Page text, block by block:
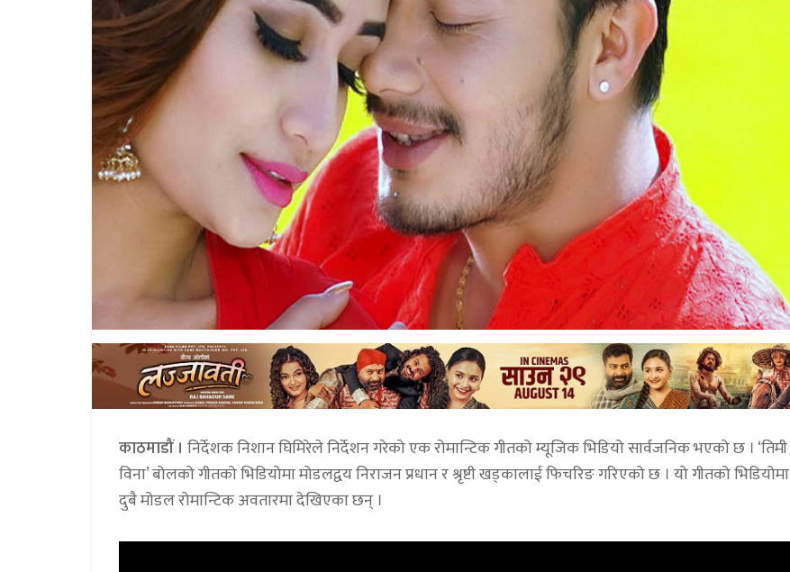
काठमाडौं । निर्देशक निशान घिमिरेले निर्देशन गरेको एक रोमान्टिक गीतको म्यूजिक भिडियो सार्वजनिक भएको छ । ‘तिमी
विना’ बोलको गीतको भिडियोमा मोडलद्वय निराजन प्रधान र श्रृष्टी खड्कालाई फिचरिङ गरिएको छ । यो गीतको भिडियोमा
दुबै मोडल रोमान्टिक अवतारमा देखिएका छन् ।